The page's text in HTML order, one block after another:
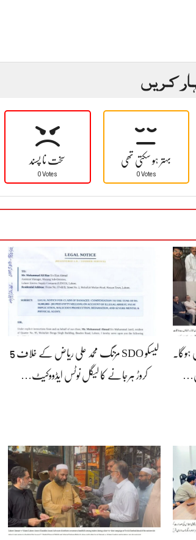
کریں
سخت نا پسند
0 Votes
بہتر ہو سکتی تھی
0 Votes
لیسکو SDO مزنگ محمد علی ریاض کے خلاف 5
کروڑ ہرجانے کا لیگل نوٹس ایڈووکیٹ…